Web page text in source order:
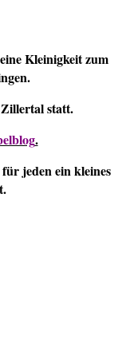
Kleinigkeit zum
statt.
.
jeden ein kleines